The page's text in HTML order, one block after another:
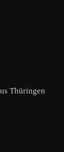
Thüringen